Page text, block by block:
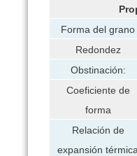
Forma del grano
Redondez
Obstinación:
Coeficiente de
forma
Relación de
expansión térmica